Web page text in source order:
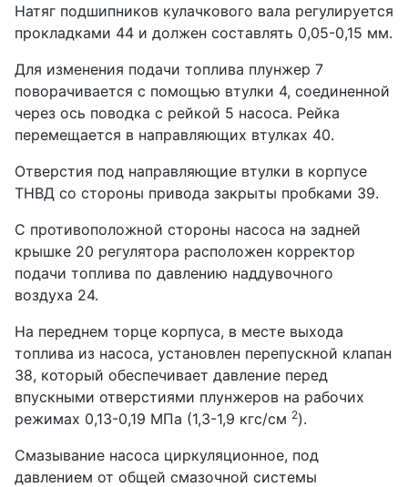
Натяг подшипников кулачкового вала регулируется
прокладками 44 и должен составлять 0,05-0,15 мм.
Для изменения подачи топлива плунжер 7
поворачивается с помощью втулки 4, соединенной
через ось поводка с рейкой 5 насоса. Рейка
перемещается в направляющих втулках 40.
Отверстия под направляющие втулки в корпусе
ТНВД со стороны привода закрыты пробками 39.
С противоположной стороны насоса на задней
крышке 20 регулятора расположен корректор
подачи топлива по давлению наддувочного
воздуха 24.
На переднем торце корпуса, в месте выхода
топлива из насоса, установлен перепускной клапан
38, который обеспечивает давление перед
впускными отверстиями плунжеров на рабочих
режимах 0,13-0,19 МПа (1,3-1,9 кгс/см 2).
Смазывание насоса циркуляционное, под
давлением от общей смазочной системы